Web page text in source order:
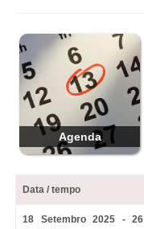
Agenda
Data / tempo
18 Setembro 2025 - 26